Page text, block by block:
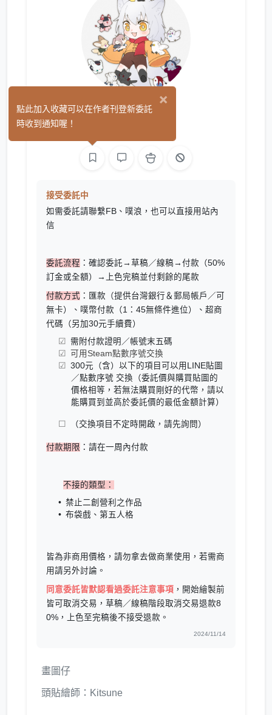
清酒 (5)
接受委託中
如需委託請聯繫FB、噗浪，也可以直接用站內
信
委託流程 ：確認委託→草稿／線稿→付款（50%
訂金或全額）→上色完稿並付剩餘的尾款
付款方式 ：匯款（提供台灣銀行＆郵局帳戶／可
無卡）、噗幣付款（1：45無條件進位）、超商
代碼（另加30元手續費）
需附付款證明／帳號末五碼
可用Steam點數序號交換
300元（含）以下的項目可以用LINE貼圖
／點數序號 交換（委託價與購買貼圖的
價格相等，若無法購買剛好的代幣，請以
能購買到並高於委託價的最低金額計算）
（交換項目不定時開啟，請先詢問）
付款期限 ：請在一周內付款
不接的類型：
禁止二創營利之作品
布袋戲、第五人格
皆為非商用價格，請勿拿去做商業使用，若需商
用請另外討論。
同意委託皆默認看過委託注意事項 ，開始繪製前
皆可取消交易，草稿／線稿階段取消交易退款8
0%，上色至完稿後不接受退款。
2024/11/14
畫圖仔
頭貼繪師：Kitsune
×
點此加入收藏可以在作者刊登新委託
時收到通知喔！